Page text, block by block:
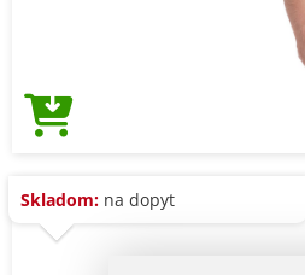
Skladom: na dopyt